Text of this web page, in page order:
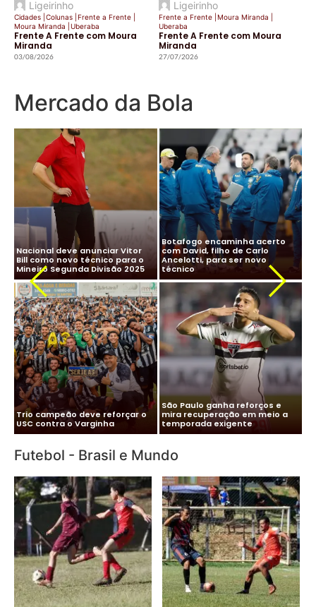
Ligeirinho
Cidades Colunas Frente a Frente
Moura Miranda
Uberaba
Frente A Frente com Moura
Miranda
03/08/2026
Ligeirinho
Frente a Frente Moura Miranda
Uberaba
Frente A Frente com Moura
Miranda
27/07/2026
Mercado da Bola
CBF desiste de Ancelotti:
salário milionário na Arábia e
impasse com Real Madrid
travam negociação
Ancelotti diz “sim” à Seleção
Brasileira e CBF finaliza
detalhes para oficializar
acordo
Cléber Xavier é o novo técnico
do Santos
Vitor Roque chega ao Brasil e
Palmeiras monta esquema
para evitar exposição
Futebol - Brasil e Mundo